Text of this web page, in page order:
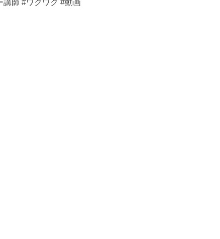
講師 #ワクワク #動画